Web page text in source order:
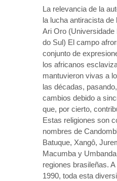
La relevancia de la
la lucha antiracista
Ari Oro
do Sul) El campo
conjunto de
los africanos
mantuvieron vivas a
las décadas,
cambios debido a
que, por cierto,
Estas religiones son
nombres de
Batuque, Xangô,
Macumba y
regiones brasileñas.
1990, toda esta